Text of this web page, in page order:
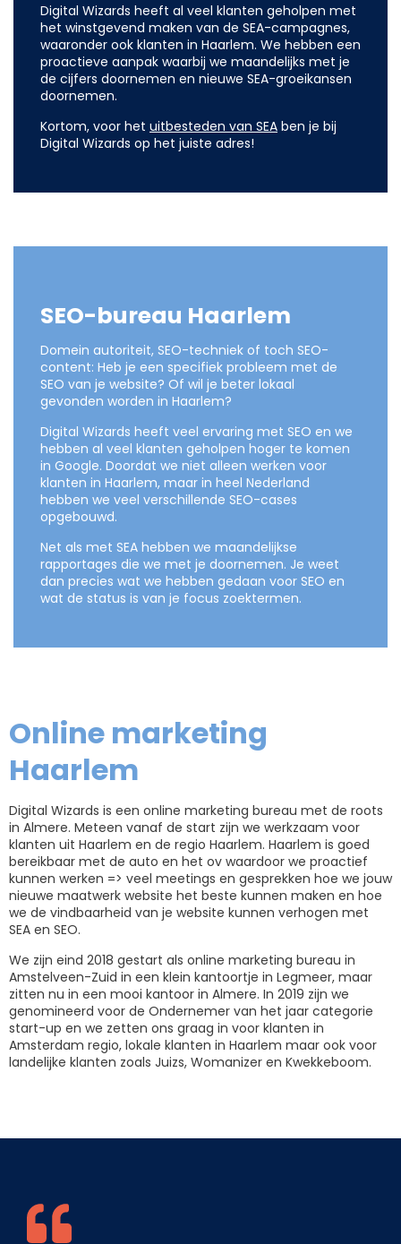
Digital Wizards heeft al veel klanten geholpen met
het winstgevend maken van de SEA-campagnes,
waaronder ook klanten in Haarlem. We hebben een
proactieve aanpak waarbij we maandelijks met je
de cijfers doornemen en nieuwe SEA-groeikansen
doornemen.
Kortom, voor het uitbesteden van SEA ben je bij
Digital Wizards op het juiste adres!
SEO-bureau Haarlem
Domein autoriteit, SEO-techniek of toch SEO-
content: Heb je een specifiek probleem met de
SEO van je website? Of wil je beter lokaal
gevonden worden in Haarlem?
Digital Wizards heeft veel ervaring met SEO en we
hebben al veel klanten geholpen hoger te komen
in Google. Doordat we niet alleen werken voor
klanten in Haarlem, maar in heel Nederland
hebben we veel verschillende SEO-cases
opgebouwd.
Net als met SEA hebben we maandelijkse
rapportages die we met je doornemen. Je weet
dan precies wat we hebben gedaan voor SEO en
wat de status is van je focus zoektermen.
Online marketing
Haarlem
Digital Wizards is een online marketing bureau met de roots
in Almere. Meteen vanaf de start zijn we werkzaam voor
klanten uit Haarlem en de regio Haarlem. Haarlem is goed
bereikbaar met de auto en het ov waardoor we proactief
kunnen werken => veel meetings en gesprekken hoe we jouw
nieuwe maatwerk website het beste kunnen maken en hoe
we de vindbaarheid van je website kunnen verhogen met
SEA en SEO.
We zijn eind 2018 gestart als online marketing bureau in
Amstelveen-Zuid in een klein kantoortje in Legmeer, maar
zitten nu in een mooi kantoor in Almere. In 2019 zijn we
genomineerd voor de Ondernemer van het jaar categorie
start-up en we zetten ons graag in voor klanten in
Amsterdam regio, lokale klanten in Haarlem maar ook voor
landelijke klanten zoals Juizs, Womanizer en Kwekkeboom.